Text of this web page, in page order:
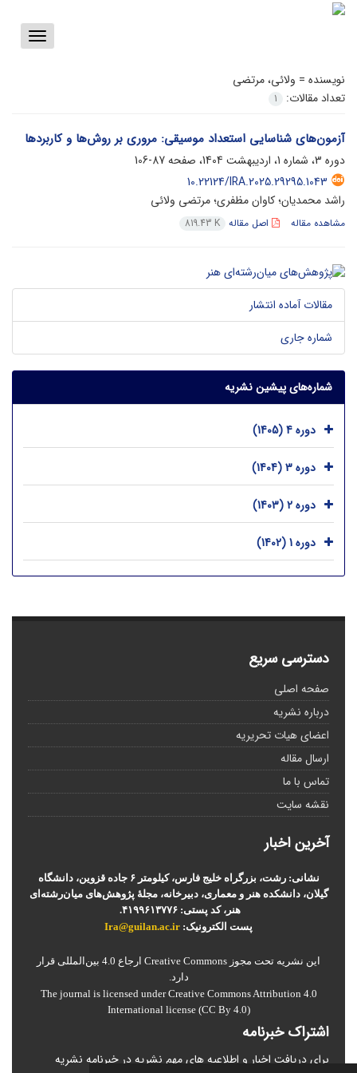
Toggle
نویسنده = ولائی، مرتضی
تعداد مقالات:
1
آزمون‌های شناسایی استعداد موسیقی: مروری بر روش‌ها و کاربردها
دوره 3، شماره 1، اردیبهشت 1404، صفحه
87-106
10.22124/IRA.2025.29295.1043
راشد محمدیان؛ کاوان مظفری؛ مرتضی ولائی
مشاهده مقاله اصل مقاله 819.43 K
مقالات آماده انتشار
شماره جاری
شماره‌های پیشین نشریه
دوره 4 (1405)
دوره 3 (1404)
دوره 2 (1403)
دوره 1 (1402)
دسترسی سریع
صفحه اصلی
درباره نشریه
اعضای هیات تحریریه
ارسال مقاله
تماس با ما
نقشه سایت
آخرین اخبار
نشانی: رشت، بزرگراه خلیج فارس، کیلومتر ۶ جاده قزوین، دانشگاه
گیلان، دانشکده هنر و معماری، دبیرخانه، مجلۀ پژوهش‌های میان‌رشته‌ای
هنر، کد پستی: ۴۱۹۹۶۱۳۷۷۶.
پست الکترونیک: Ira@guilan.ac.ir
این نشریه تحت مجوز Creative Commons ارجاع 4.0 بین‌المللی قرار
دارد.
The journal is licensed under Creative Commons Attribution 4.0
International license (CC By 4.0)
اشتراک خبرنامه
برای دریافت اخبار و اطلاعیه های مهم نشریه در خبرنامه نشریه